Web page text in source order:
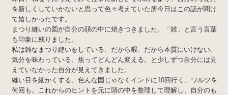
を新しくしていかないと思って色々考えていた所今日はこの話が聞け
て嬉しかったです。
まつり縫いの図が自分の頭の中に焼きつきました。「雑」と言う言葉
も印象に残りました。
私は雑なまつり縫いをしている、だから暇、だから本質にいけない、
気分を味わっている、焦ってどんどん変える。と少しずつ自分には見
えていなかった自分が見えてきました。
縫い目を細かくする、色んな国じゃなくインドに10回行く、ワルツを
何回も。これからのヒントを元に頭の中を整理して理解し、自分のも